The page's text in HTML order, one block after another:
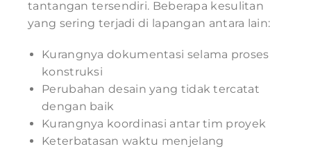
tantangan tersendiri. Beberapa kesulitan
yang sering terjadi di lapangan antara lain:
Kurangnya dokumentasi selama proses
konstruksi
Perubahan desain yang tidak tercatat
dengan baik
Kurangnya koordinasi antar tim proyek
Keterbatasan waktu menjelang